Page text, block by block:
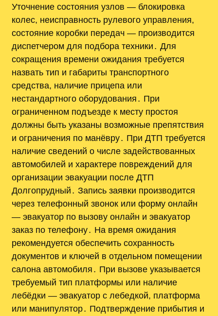
Уточнение состояния узлов — блокировка
колес, неисправность рулевого управления,
состояние коробки передач — производится
диспетчером для подбора техники․ Для
сокращения времени ожидания требуется
назвать тип и габариты транспортного
средства, наличие прицепа или
нестандартного оборудования․ При
ограниченном подъезде к месту простоя
должны быть указаны возможные препятствия
и ограничения по манёвру․ При ДТП требуется
наличие сведений о числе задействованных
автомобилей и характере повреждений для
организации эвакуации после ДТП
Долгопрудный․ Запись заявки производится
через телефонный звонок или форму онлайн
— эвакуатор по вызову онлайн и эвакуатор
заказ по телефону․ На время ожидания
рекомендуется обеспечить сохранность
документов и ключей в отдельном помещении
салона автомобиля․ При вызове указывается
требуемый тип платформы или наличие
лебёдки — эвакуатор с лебедкой, платформа
или манипулятор․ Подтверждение прибытия и